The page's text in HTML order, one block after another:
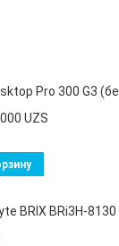
Pro 300 G3
UZS
BRIX BRi3H-8130